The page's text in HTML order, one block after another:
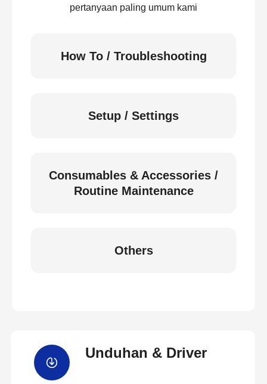
pertanyaan paling umum kami
How To / Troubleshooting
Setup / Settings
Consumables & Accessories /
Routine Maintenance
Others
Unduhan & Driver